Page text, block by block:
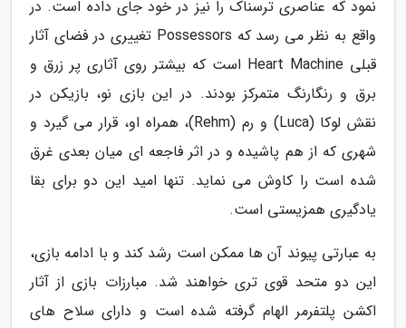
نمود که عناصری ترسناک را نیز در خود جای داده است. در
واقع به نظر می رسد که Possessors تغییری در فضای آثار
قبلی Heart Machine است که بیشتر روی آثاری پر زرق و
برق و رنگارنگ متمرکز بودند. در این بازی نو، بازیکن در
نقش لوکا (Luca) و رم (Rehm)، همراه او، قرار می گیرد و
شهری که از هم پاشیده و در اثر فاجعه ای میان بعدی غرق
شده است را کاوش می نماید. تنها امید این دو برای بقا
یادگیری همزیستی است.
به عبارتی پیوند آن ها ممکن است رشد کند و با ادامه بازی،
این دو متحد قوی تری خواهند شد. مبارزات بازی از آثار
اکشن پلتفرمر الهام گرفته شده است و دارای سلاح های